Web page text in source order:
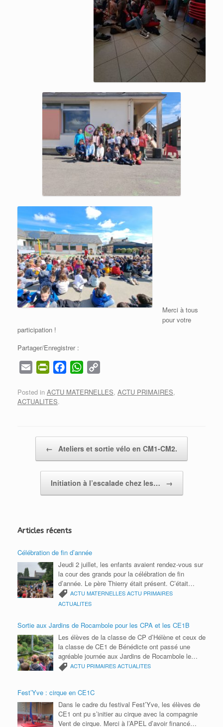
Merci à tous
pour votre
participation !
Partager/Enregistrer :
a
i
i
n
i
e
n
d
c
o
k
W
a
p
p
p
n
k
Posted in ACTU MATERNELLES, ACTU PRIMAIRES,
ACTUALITES.
← Ateliers et sortie vélo en CM1-CM2.
Initiation à l’escalade chez les… →
Articles récents
Célébration de fin d’année
Jeudi 2 juillet, les enfants avaient rendez-vous sur
la cour des grands pour la célébration de fin
d’année. Le père Thierry était présent. C’était
l’occasion de remercier toute la communauté
éducative pour cette année scolaire. Bonnes
ACTU MATERNELLESACTU PRIMAIRES
ACTUALITES
Sortie aux Jardins de Rocambole pour les CPA et les CE1B
Les élèves de la classe de CP d’Hélène et ceux de
la classe de CE1 de Bénédicte ont passé une
agréable journée aux Jardins de Rocambole le
mardi 9 juin. Ils ont participé à un parcours photos
jardin. Ils ont notamment appris à reconnaître les
insectes grâce à leurs six pattes et observé des
cloportes ainsi que d’autres petits animaux. Une
sortie ludique et enrichissante, au plus près de la
ACTU PRIMAIRESACTUALITES
Fest’Yve : cirque en CE1C
Dans le cadre du festival Fest’Yve, les élèves de
CE1 ont pu s’initier au cirque avec la compagnie
Vent de cirque. Merci à l’APEL d’avoir financé